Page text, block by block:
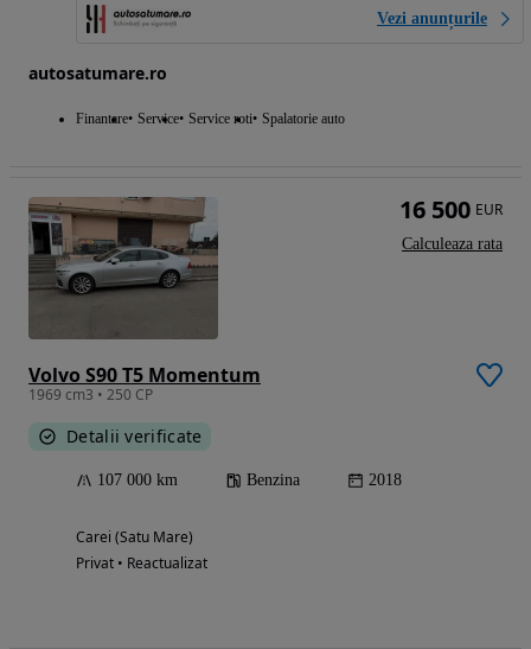
Vezi anunțurile
autosatumare.ro
Finantare Service Service roti Spalatorie auto
Volvo S90 T5 Momentum
1969 cm3 • 250 CP
Detalii verificate
107 000 km Benzina 2018
Carei (Satu Mare)
Privat • Reactualizat
16 500 EUR
Calculeaza rata